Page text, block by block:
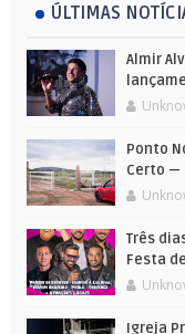
ÚLTIMAS
Almir
Ponto
Certo —
Três
Festa
Igreja